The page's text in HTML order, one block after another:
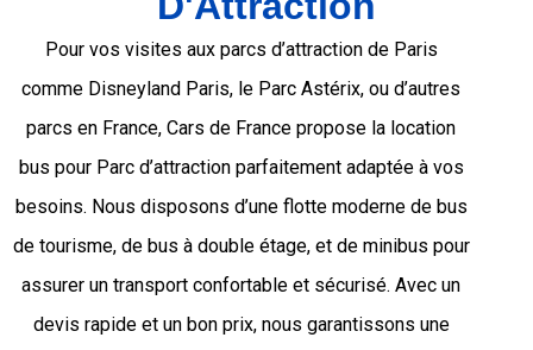
Pour vos visites aux parcs d’attraction de Paris
comme Disneyland Paris, le Parc Astérix, ou d’autres
parcs en France, Cars de France propose la location
bus pour Parc d’attraction parfaitement adaptée à vos
besoins. Nous disposons d’une flotte moderne de bus
de tourisme, de bus à double étage, et de minibus pour
assurer un transport confortable et sécurisé. Avec un
devis rapide et un bon prix, nous garantissons une